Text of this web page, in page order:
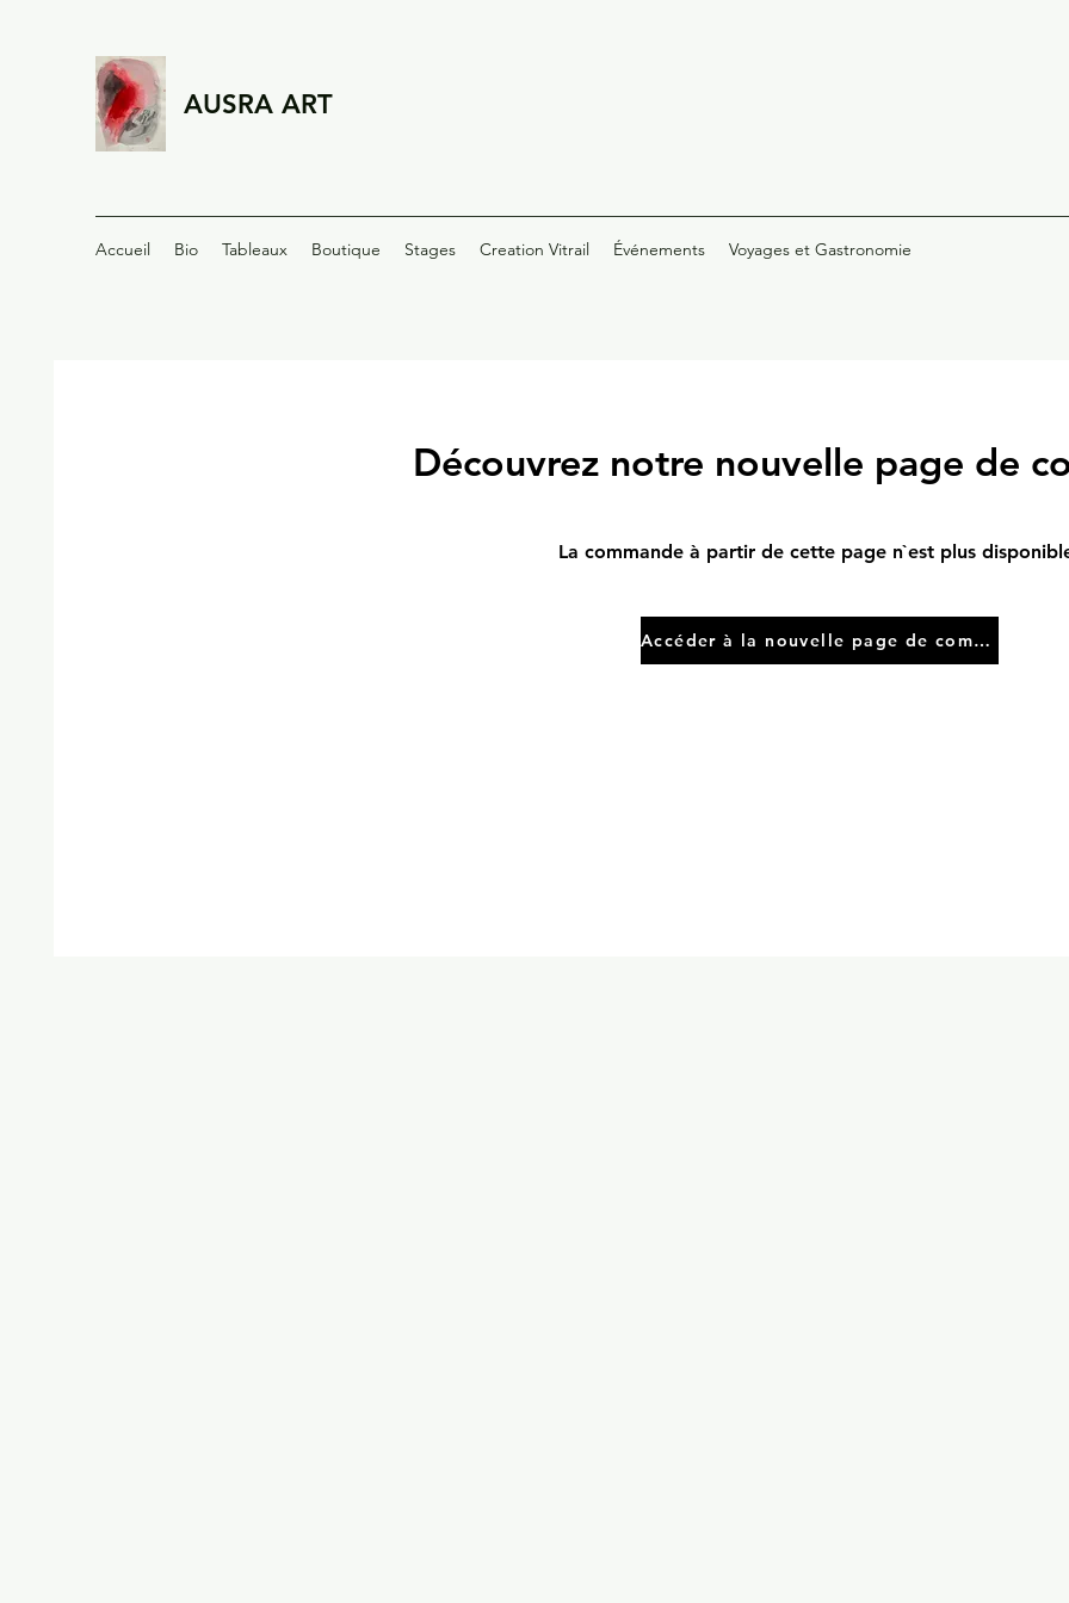
AUSRA ART
Accueil Bio Tableaux Boutique Stages Creation Vitrail Événements Voyages et Gastronomie
Découvrez notre nouvelle page de
La commande à partir de cette page n`est plus
Accéder à la nouvelle page de commande